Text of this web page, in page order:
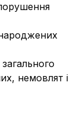
немовлят і